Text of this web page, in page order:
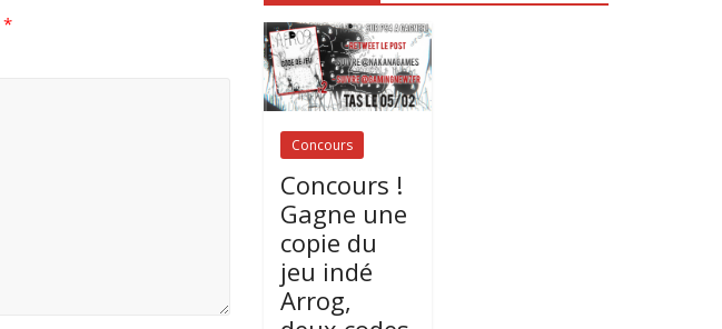
*
Concours
Concours !
Gagne une
copie du
jeu indé
Arrog,